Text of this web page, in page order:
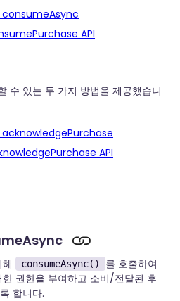
consumeAsync
API
수 있는 두 가지 방법을 제공했습니
acknowledgePurchase
API
consumeAsync()
를 호출하여
권한을 부여하고 소비/전달된 후
합니다.